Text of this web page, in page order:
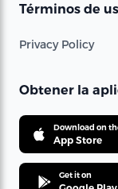
Términos de
Privacy Policy
Obtener la
Download on
App Store
Get it on